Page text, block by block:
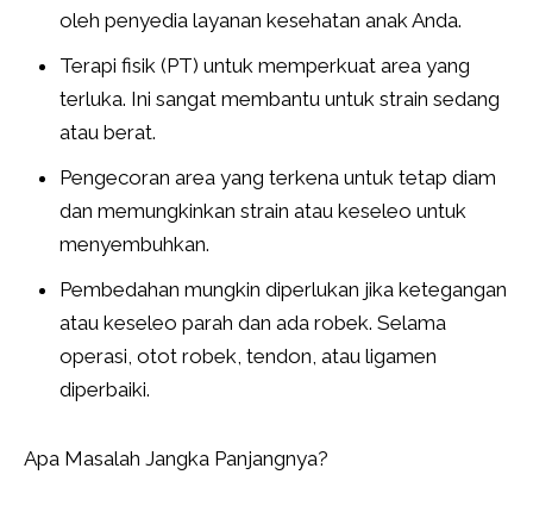
oleh penyedia layanan kesehatan anak Anda.
Terapi fisik (PT) untuk memperkuat area yang
terluka. Ini sangat membantu untuk strain sedang
atau berat.
Pengecoran area yang terkena untuk tetap diam
dan memungkinkan strain atau keseleo untuk
menyembuhkan.
Pembedahan mungkin diperlukan jika ketegangan
atau keseleo parah dan ada robek. Selama
operasi, otot robek, tendon, atau ligamen
diperbaiki.
Apa Masalah Jangka Panjangnya?